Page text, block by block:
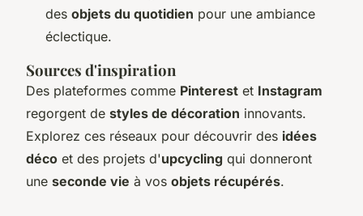
des objets du quotidien pour une ambiance
éclectique.
Sources d'inspiration
Des plateformes comme Pinterest et Instagram
regorgent de styles de décoration innovants.
Explorez ces réseaux pour découvrir des idées
déco et des projets d'upcycling qui donneront
une seconde vie à vos objets récupérés.